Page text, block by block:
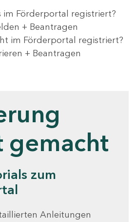
im Förderportal registriert?
+ Beantragen
im Förderportal registriert?
+ Beantragen
gemacht
zum
Anleitungen